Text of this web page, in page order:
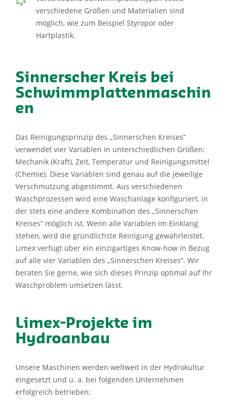
verschiedene Größen und Materialien sind
möglich, wie zum Beispiel Styropor oder
Hartplastik.
Sinnerscher Kreis bei
Schwimmplattenmaschin
en
Das Reinigungsprinzip des „Sinnerschen Kreises“
verwendet vier Variablen in unterschiedlichen Größen:
Mechanik (Kraft), Zeit, Temperatur und Reinigungsmittel
(Chemie). Diese Variablen sind genau auf die jeweilige
Verschmutzung abgestimmt. Aus verschiedenen
Waschprozessen wird eine Waschanlage konfiguriert, in
der stets eine andere Kombination des „Sinnerschen
Kreises“ möglich ist. Wenn alle Variablen im Einklang
stehen, wird die gründlichste Reinigung gewährleistet.
Limex verfügt über ein einzigartiges Know-how in Bezug
auf alle vier Variablen des „Sinnerschen Kreises“. Wir
beraten Sie gerne, wie sich dieses Prinzip optimal auf Ihr
Waschproblem umsetzen lässt.
Limex-Projekte im
Hydroanbau
Unsere Maschinen werden weltweit in der Hydrokultur
eingesetzt und u. a. bei folgenden Unternehmen
erfolgreich betrieben: